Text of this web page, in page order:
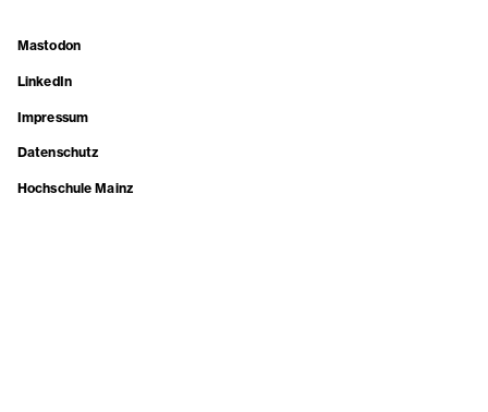
Mastodon
LinkedIn
Impressum
Datenschutz
Hochschule Mainz